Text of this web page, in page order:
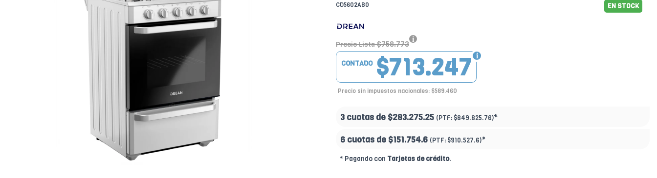
CD5602AB0 EN STOCK
Precio Lista $758.773
$713.247
CONTADO
Precio sin impuestos nacionales: $589.460
3 cuotas de $283.275.25 (PTF: $849.825.76)*
6 cuotas de $151.754.6 (PTF: $910.527.6)*
* Pagando con Tarjetas de crédito.